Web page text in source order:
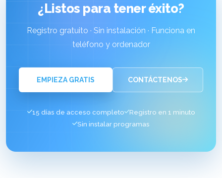
¿Listos para tener éxito?
Registro gratuito · Sin instalación · Funciona en
teléfono y ordenador
EMPIEZA GRATIS CONTÁCTENOS
15 días de acceso completo
Registro en 1 minuto
Sin instalar programas